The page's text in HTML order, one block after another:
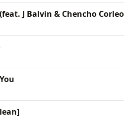
J Balvin & Chencho